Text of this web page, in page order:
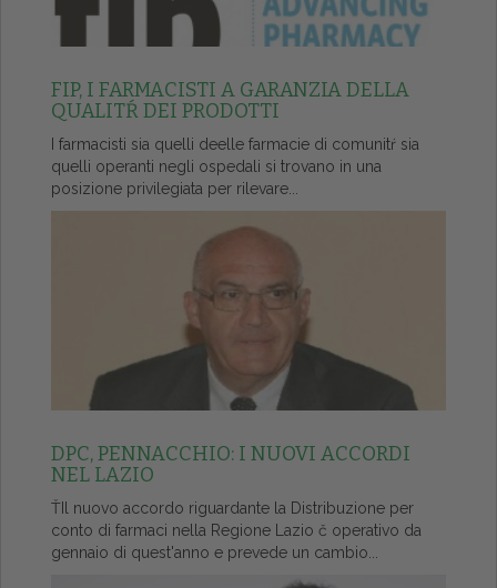
FIP, I FARMACISTI A GARANZIA DELLA
QUALITŔ DEI PRODOTTI
I farmacisti sia quelli deelle farmacie di comunitŕ sia
quelli operanti negli ospedali si trovano in una
posizione privilegiata per rilevare...
DPC, PENNACCHIO: I NUOVI ACCORDI
NEL LAZIO
ŤIl nuovo accordo riguardante la Distribuzione per
conto di farmaci nella Regione Lazio č operativo da
gennaio di quest'anno e prevede un cambio...